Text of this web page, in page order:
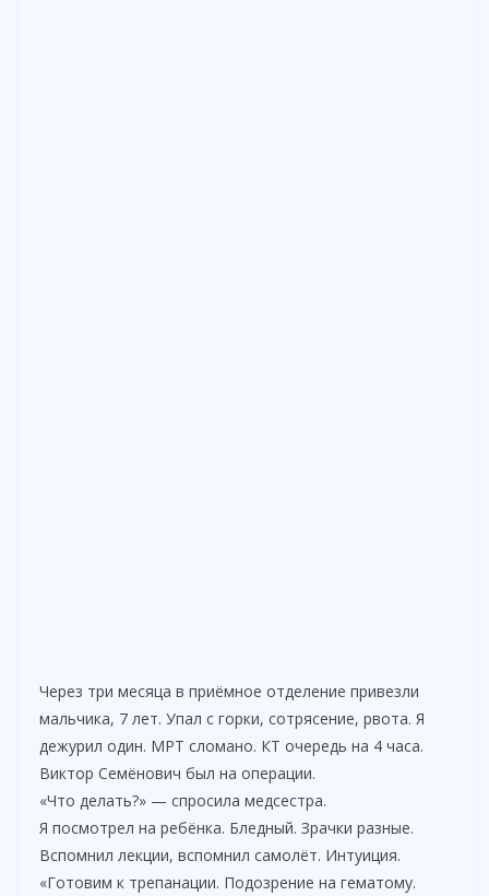
Через три месяца в приёмное отделение привезли
мальчика, 7 лет. Упал с горки, сотрясение, рвота. Я
дежурил один. МРТ сломано. КТ очередь на 4 часа.
Виктор Семёнович был на операции.
«Что делать?» — спросила медсестра.
Я посмотрел на ребёнка. Бледный. Зрачки разные.
Вспомнил лекции, вспомнил самолёт. Интуиция.
«Готовим к трепанации. Подозрение на гематому.